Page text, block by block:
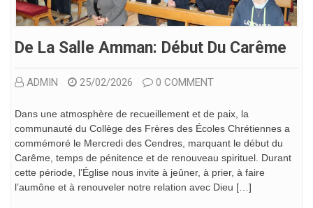
De La Salle Amman: Début Du Carême
ADMIN 25/02/2026 0 COMMENT
Dans une atmosphère de recueillement et de paix, la
communauté du Collège des Frères des Écoles Chrétiennes a
commémoré le Mercredi des Cendres, marquant le début du
Carême, temps de pénitence et de renouveau spirituel. Durant
cette période, l’Église nous invite à jeûner, à prier, à faire
l’aumône et à renouveler notre relation avec Dieu […]